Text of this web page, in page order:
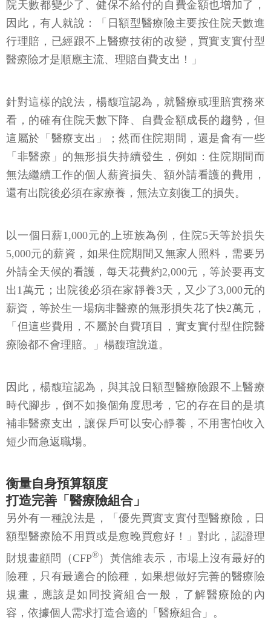
院天數都變少了、健保不給付的自費金額也增加了，
因此，有人就說：「日額型醫療險主要按住院天數進
行理賠，已經跟不上醫療技術的改變，買實支實付型
醫療險才是順應主流、理賠自費支出！」
針對這樣的說法，楊馥瑄認為，就醫療或理賠實務來
看，的確有住院天數下降、自費金額成長的趨勢，但
這屬於「醫療支出」；然而住院期間，還是會有一些
「非醫療」的無形損失持續發生，例如：住院期間而
無法繼續工作的個人薪資損失、額外請看護的費用，
還有出院後必須在家療養，無法立刻復工的損失。
以一個日薪1,000元的上班族為例，住院5天等於損失
5,000元的薪資，如果住院期間又無家人照料，需要另
外請全天候的看護，每天花費約2,000元，等於要再支
出1萬元；出院後必須在家靜養3天，又少了3,000元的
薪資，等於生一場病非醫療的無形損失花了快2萬元，
「但這些費用，不屬於自費項目，實支實付型住院醫
療險都不會理賠。」楊馥瑄說道。
因此，楊馥瑄認為，與其說日額型醫療險跟不上醫療
時代腳步，倒不如換個角度思考，它的存在目的是填
補非醫療支出，讓保戶可以安心靜養，不用害怕收入
短少而急返職場。
衡量自身預算額度
打造完善「醫療險組合」
另外有一種說法是，「優先買實支實付型醫療險，日
額型醫療險不用買或是愈晚買愈好！」對此，認證理
財規畫顧問（CFP®）黃信維表示，市場上沒有最好的
險種，只有最適合的險種，如果想做好完善的醫療險
規畫，應該是如同投資組合一般，了解醫療險的內
容，依據個人需求打造合適的「醫療組合」。